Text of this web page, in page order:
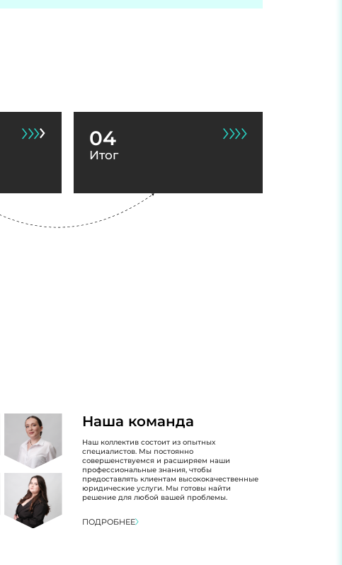
04
Итог
Наша команда
Наш коллектив состоит из опытных
специалистов. Мы постоянно
совершенствуемся и расширяем наши
профессиональные знания, чтобы
предоставлять клиентам высококачественные
юридические услуги. Мы готовы найти
решение для любой вашей проблемы.
ПОДРОБНЕЕ